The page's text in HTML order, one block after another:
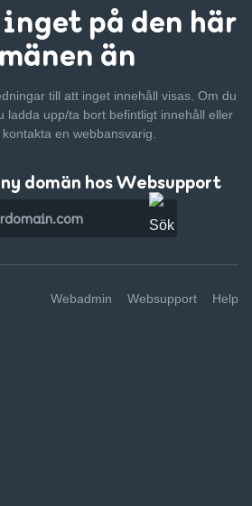
på den här
än
till att inget innehåll visas. Om du
ladda upp/ta bort befintligt innehåll eller
en webbansvarig.
domän hos Websupport
Webadmin Websupport Help